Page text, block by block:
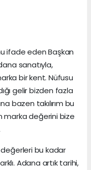
ifade eden Başkan
sanatıyla,
bir kent. Nüfusu
gelir bizden fazla
bazen takılırım bu
marka değerini bize
değerleri bu kadar
Adana artık tarihi,